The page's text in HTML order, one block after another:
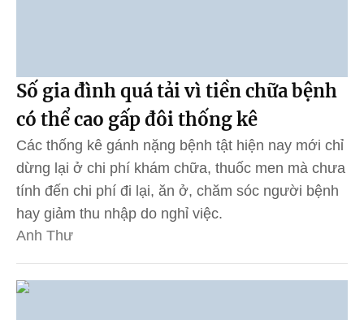
Số gia đình quá tải vì tiền chữa bệnh
có thể cao gấp đôi thống kê
Các thống kê gánh nặng bệnh tật hiện nay mới chỉ
dừng lại ở chi phí khám chữa, thuốc men mà chưa
tính đến chi phí đi lại, ăn ở, chăm sóc người bệnh
hay giảm thu nhập do nghỉ việc.
Anh Thư